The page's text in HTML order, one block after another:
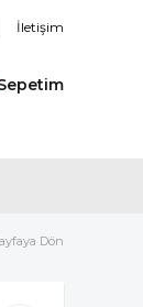
İletişim
Dön